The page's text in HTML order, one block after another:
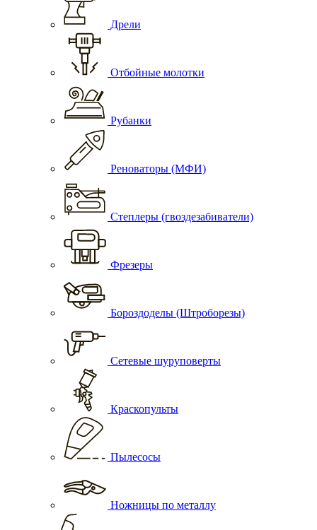
Дрели
Отбойные молотки
Рубанки
Реноваторы (МФИ)
Степлеры (гвоздезабиватели)
Фрезеры
Бороздоделы (Штроборезы)
Сетевые шуруповерты
Краскопульты
Пылесосы
Ножницы по металлу